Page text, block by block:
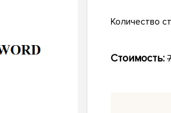
Количество
Стоимость: